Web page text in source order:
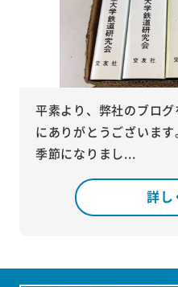
平素より、弊社のブロ
にありがとうございま
季節になりまし...
詳し